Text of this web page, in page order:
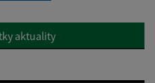
aktuality